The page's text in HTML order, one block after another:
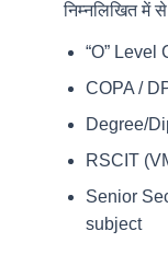
निम्नलिखित में से
“O”
COPA /
Degree/
RSCIT
Senior
subject